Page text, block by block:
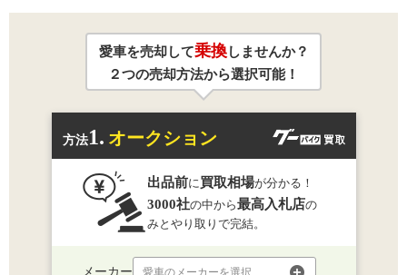
愛車を売却して乗換しませんか？
２つの売却方法から選択可能！
方法1. オークション
出品前に 買取相場が分かる！
3000社の中から最高入札店の
みとやり取りで完結。
メーカー 愛車のメーカーを選択